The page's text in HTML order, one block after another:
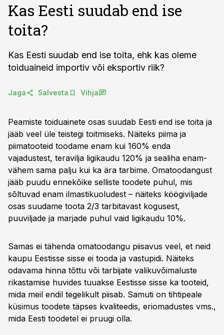
Kas Eesti suudab end ise
toita?
Kas Eesti suudab end ise toita, ehk kas oleme
toiduaineid importiv või eksportiv riik?
Jaga Salvesta Vihja
Peamiste toiduainete osas suudab Eesti end ise toita ja
jääb veel üle teistegi toitmiseks. Näiteks piima ja
piimatooteid toodame enam kui 160% enda
vajadustest, teravilja ligikaudu 120% ja sealiha enam-
vähem sama palju kui ka ära tarbime. Omatoodangust
jääb puudu ennekõike selliste toodete puhul, mis
sõltuvad enam ilmastikuoludest – näiteks köögiviljade
osas suudame toota 2/3 tarbitavast kogusest,
puuviljade ja marjade puhul vaid ligikaudu 10%.
Samas ei tähenda omatoodangu piisavus veel, et neid
kaupu Eestisse sisse ei tooda ja vastupidi. Näiteks
odavama hinna tõttu või tarbijate valikuvõimaluste
rikastamise huvides tuuakse Eestisse sisse ka tooteid,
mida meil endil tegelikult piisab. Samuti on tihtipeale
küsimus toodete täpses kvaliteedis, eriomadustes vms.,
mida Eesti toodetel ei pruugi olla.